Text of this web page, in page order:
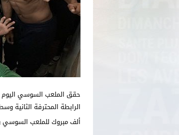
حقق الملعب السوسي اليوم
الرابطة المحترفة الثانية
ألف مبروك للملعب السوسي